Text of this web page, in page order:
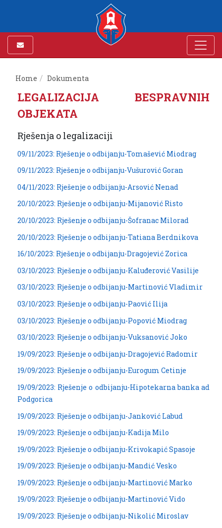
Home Dokumenta
LEGALIZACIJA BESPRAVNIH
OBJEKATA
Rješenja o legalizaciji
09/11/2023: Rješenje o odbijanju-Tomašević Miodrag
09/11/2023: Rješenje o odbijanju-Vušurović Goran
04/11/2023: Rješenje o odbijanju-Arsović Nenad
20/10/2023: Rješenje o odbijanju-Mijanović Risto
20/10/2023: Rješenje o odbijanju-Šofranac Milorad
20/10/2023: Rješenje o odbijanju-Tatiana Berdnikova
16/10/2023: Rješenje o odbijanju-Dragojević Zorica
03/10/2023: Rješenje o odbijanju-Kaluđerović Vasilije
03/10/2023: Rješenje o odbijanju-Martinović Vladimir
03/10/2023: Rješenje o odbijanju-Paović Ilija
03/10/2023: Rješenje o odbijanju-Popović Miodrag
03/10/2023: Rješenje o odbijanju-Vuksanović Joko
19/09/2023: Rješenje o odbijanju-Dragojević Radomir
19/09/2023: Rješenje o odbijanju-Eurogum Cetinje
19/09/2023: Rješenje o odbijanju-Hipotekarna banka ad
Podgorica
19/09/2023: Rješenje o odbijanju-Janković Labud
19/09/2023: Rješenje o odbijanju-Kadija Milo
19/09/2023: Rješenje o odbijanju-Krivokapić Spasoje
19/09/2023: Rješenje o odbijanju-Mandić Vesko
19/09/2023: Rješenje o odbijanju-Martinović Marko
19/09/2023: Rješenje o odbijanju-Martinović Vido
19/09/2023: Rješenje o odbijanju-Nikolić Miroslav